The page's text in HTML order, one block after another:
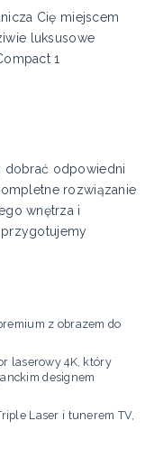
Cię miejscem
luksusowe
1
dobrać odpowiedni
rozwiązanie
wnętrza i
przygotujemy
z obrazem do
laserowy 4K, który
designem
Laser i tunerem TV,